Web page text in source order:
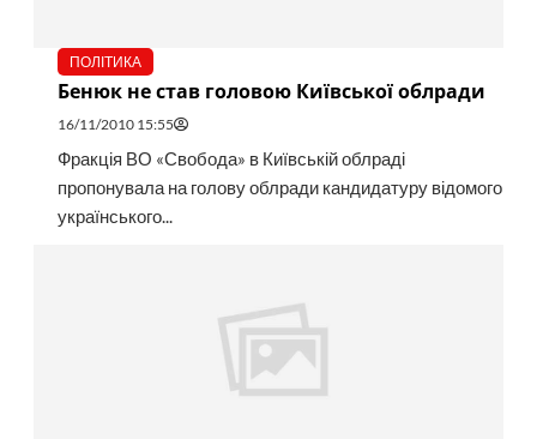
ПОЛІТИКА
Бенюк не став головою Київської облради
16/11/2010 15:55
Фракція ВО «Свобода» в Київській облраді
пропонувала на голову облради кандидатуру відомого
українського...